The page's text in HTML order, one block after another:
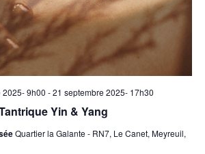
Yin & Yang
2025- 9h00 -21 septembre 2025- 17h30
Quartier la Galante - RN7, Le Canet, Meyreuil,